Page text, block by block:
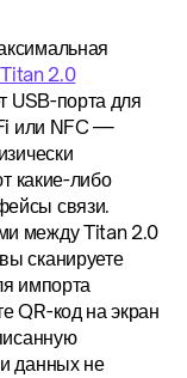
Titan 2.0
USB-порта для
или NFC —
какие-либо
связи.
между Titan 2.0
сканируете
импорта
QR-код на экран
данных не